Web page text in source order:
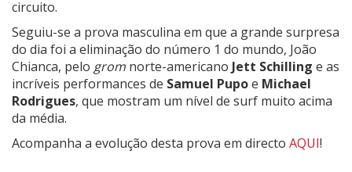
circuito.
Seguiu-se a prova masculina em que a grande surpresa
do dia foi a eliminação do número 1 do mundo, João
Chianca, pelo grom norte-americano Jett Schilling e as
incríveis performances de Samuel Pupoe Michael
Rodrigues, que mostram um nível de surf muito acima
da média.
Acompanha a evolução desta prova em directo AQUI!